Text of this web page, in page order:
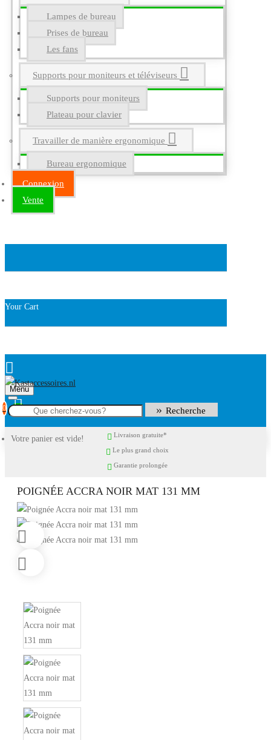
Lampes de bureau
Prises de bureau
Les fans
Supports pour moniteurs et téléviseurs
Supports pour moniteurs
Plateau pour clavier
Travailler de manière ergonomique
Bureau ergonomique
Connexion
Vente
Your Cart
Menu
0
Votre panier est vide!
Recherche
Livraison gratuite*
Le plus grand choix
Garantie prolongée
POIGNÉE ACCRA NOIR MAT 131 MM